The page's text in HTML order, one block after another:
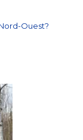
Ouest?